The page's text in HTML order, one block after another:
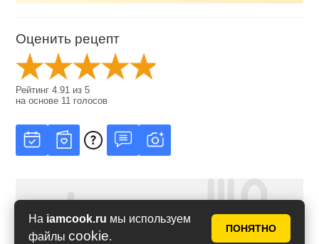
На iamcook.ru мы используем
файлы cookie.
ПОНЯТНО
Оценить рецепт
Рейтинг4.91 из5
на основе 11 голосов